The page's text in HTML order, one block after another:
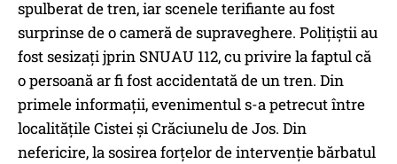
spulberat de tren, iar scenele terifiante au fost
surprinse de o cameră de supraveghere. Polițiștii au
fost sesizați jprin SNUAU 112, cu privire la faptul că
o persoană ar fi fost accidentată de un tren. Din
primele informații, evenimentul s-a petrecut între
localitățile Cistei și Crăciunelu de Jos. Din
nefericire, la sosirea forțelor de intervenție bărbatul